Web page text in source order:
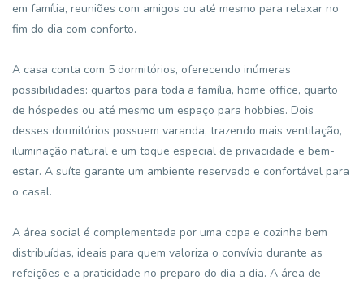
em família, reuniões com amigos ou até mesmo para relaxar no
fim do dia com conforto.
A casa conta com 5 dormitórios, oferecendo inúmeras
possibilidades: quartos para toda a família, home office, quarto
de hóspedes ou até mesmo um espaço para hobbies. Dois
desses dormitórios possuem varanda, trazendo mais ventilação,
iluminação natural e um toque especial de privacidade e bem-
estar. A suíte garante um ambiente reservado e confortável para
o casal.
A área social é complementada por uma copa e cozinha bem
distribuídas, ideais para quem valoriza o convívio durante as
refeições e a praticidade no preparo do dia a dia. A área de